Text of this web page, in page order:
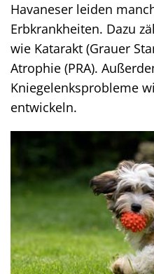
Havaneser leiden
Erbkrankheiten. Dazu
wie Katarakt (Grauer
Atrophie (PRA).
Kniegelenksprobleme
entwickeln.